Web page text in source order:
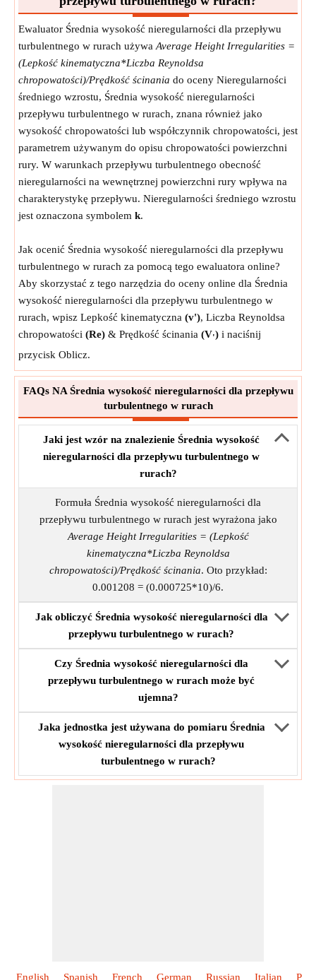
Ewaluator Średnia wysokość nieregularności dla przepływu
turbulentnego w rurach używa Average Height Irregularities =
(Lepkość kinematyczna*Liczba Reynoldsa
chropowatości)/Prędkość ścinania do oceny Nieregularności
średniego wzrostu, Średnia wysokość nieregularności
przepływu turbulentnego w rurach, znana również jako
wysokość chropowatości lub współczynnik chropowatości, jest
parametrem używanym do opisu chropowatości powierzchni
rury. W warunkach przepływu turbulentnego obecność
nieregularności na wewnętrznej powierzchni rury wpływa na
charakterystykę przepływu. Nieregularności średniego wzrostu
jest oznaczona symbolem k.
Jak ocenić Średnia wysokość nieregularności dla przepływu
turbulentnego w rurach za pomocą tego ewaluatora online?
Aby skorzystać z tego narzędzia do oceny online dla Średnia
wysokość nieregularności dla przepływu turbulentnego w
rurach, wpisz Lepkość kinematyczna (v'), Liczba Reynoldsa
chropowatości (Re) & Prędkość ścinania (V') i naciśnij
przycisk Oblicz.
FAQs NA Średnia wysokość nieregularności dla przepływu
turbulentnego w rurach
Jaki jest wzór na znalezienie Średnia wysokość
nieregularności dla przepływu turbulentnego w
rurach?
Formuła Średnia wysokość nieregularności dla
przepływu turbulentnego w rurach jest wyrażona jako
Average Height Irregularities = (Lepkość
kinematyczna*Liczba Reynoldsa
chropowatości)/Prędkość ścinania. Oto przykład:
0.001208 = (0.000725*10)/6.
Jak obliczyć Średnia wysokość nieregularności dla
przepływu turbulentnego w rurach?
Czy Średnia wysokość nieregularności dla
przepływu turbulentnego w rurach może być
ujemna?
Jaka jednostka jest używana do pomiaru Średnia
wysokość nieregularności dla przepływu
turbulentnego w rurach?
English Spanish French German Russian Italian